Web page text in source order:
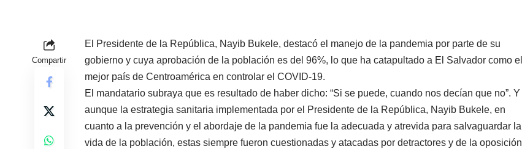
Compartir
El Presidente de la República, Nayib Bukele, destacó el manejo de la pandemia por parte de su
gobierno y cuya aprobación de la población es del 96%, lo que ha catapultado a El Salvador como el
mejor país de Centroamérica en controlar el COVID-19.
El mandatario subraya que es resultado de haber dicho: “Si se puede, cuando nos decían que no”. Y
aunque la estrategia sanitaria implementada por el Presidente de la República, Nayib Bukele, en
cuanto a la prevención y el abordaje de la pandemia fue la adecuada y atrevida para salvaguardar la
vida de la población, estas siempre fueron cuestionadas y atacadas por detractores y de la oposición